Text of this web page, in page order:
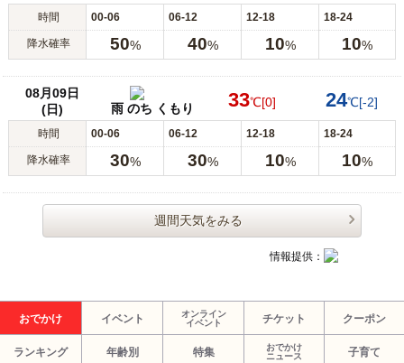
時間 00-06 06-12 12-18 18-24
降水確率 50% 40% 10% 10%
08月09日
(日)
雨 のち くもり 33℃[0] 24℃[-2]
時間 00-06 06-12 12-18 18-24
降水確率 30% 30% 10% 10%
週間天気をみる
情報提供：
おでかけ イベント
オンライン
イベント
チケット クーポン
ランキング 年齢別 特集
おでかけ
ニュース
子育て